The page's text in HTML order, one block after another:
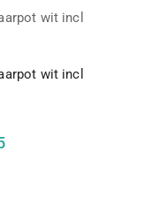
wit incl